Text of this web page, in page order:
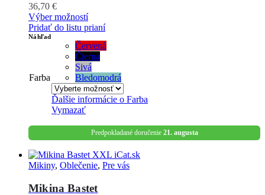
36,70 €
Výber možností
Pridať do listu prianí
Náhľad
Farba
Červená
Čierna
Sivá
Bledomodrá
Ďalšie informácie o Farba
Vymazať
Predpokladané doručenie 21. augusta
Mikiny, Oblečenie, Pre vás
Mikina Bastet